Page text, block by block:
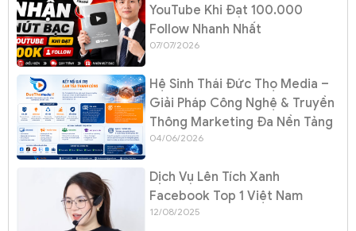
YouTube Khi Đạt 100.000
Follow Nhanh Nhất
07/07/2026
Hệ Sinh Thái Đức Thọ Media –
Giải Pháp Công Nghệ & Truyền
Thông Marketing Đa Nền Tảng
04/06/2026
Dịch Vụ Lên Tích Xanh
Facebook Top 1 Việt Nam
12/08/2025